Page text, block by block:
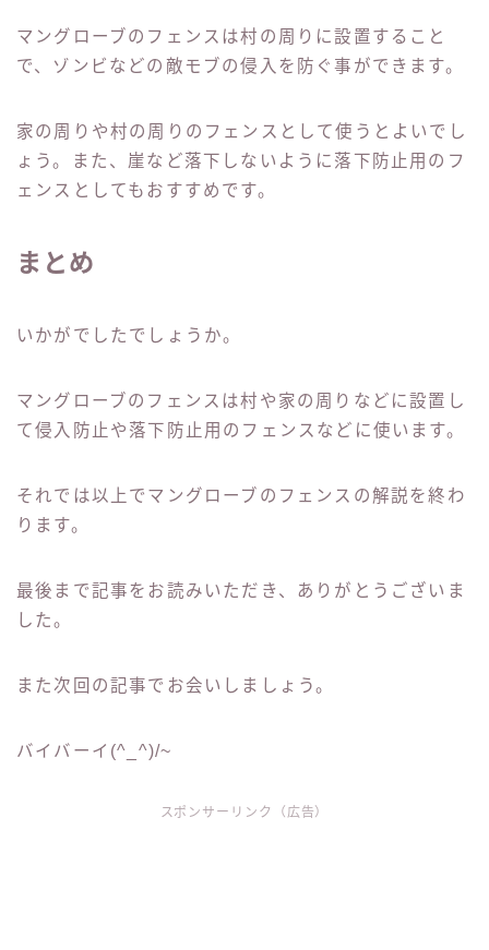
マングローブのフェンスは村の周りに設置すること
で、ゾンビなどの敵モブの侵入を防ぐ事ができます。
家の周りや村の周りのフェンスとして使うとよいでし
ょう。また、崖など落下しないように落下防止用のフ
ェンスとしてもおすすめです。
まとめ
いかがでしたでしょうか。
マングローブのフェンスは村や家の周りなどに設置し
て侵入防止や落下防止用のフェンスなどに使います。
それでは以上でマングローブのフェンスの解説を終わ
ります。
最後まで記事をお読みいただき、ありがとうございま
した。
また次回の記事でお会いしましょう。
バイバーイ(^_^)/~
スポンサーリンク（広告）